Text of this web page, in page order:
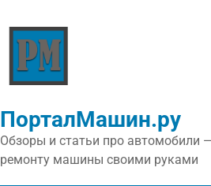
ПорталМашин.ру
Обзоры и статьи про автомобили
ремонту машины своими руками